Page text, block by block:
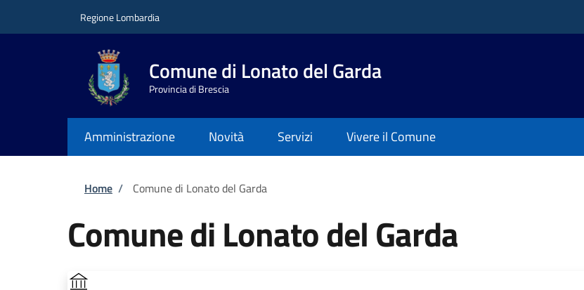
Regione Lombardia
Comune di Lonato del Garda
Provincia di Brescia
Amministrazione Novità Servizi Vivere il Comune
Briciole di pane
Home / Comune di Lonato del Garda
Comune di Lonato del Garda